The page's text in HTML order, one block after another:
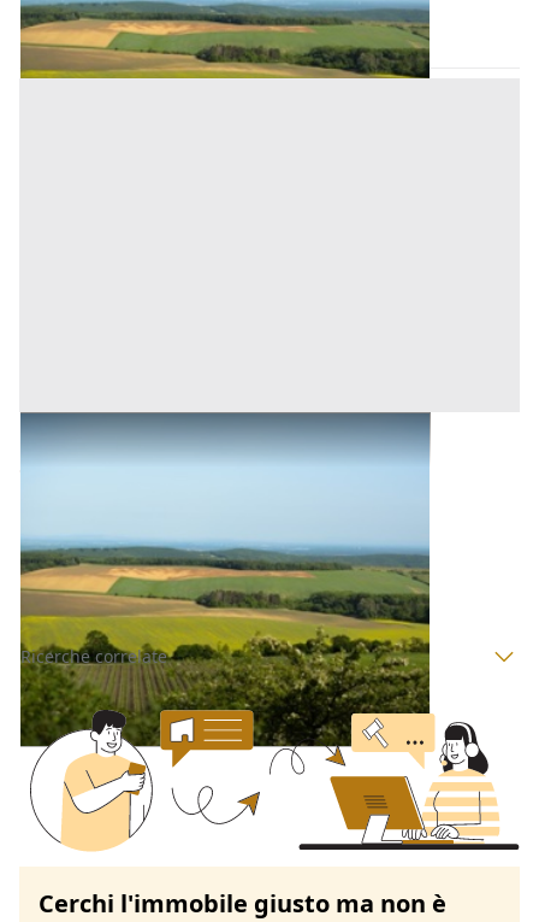
Codice asta:BN551281
Asta chiusa
Terreni all'asta a Padova
Codice asta:AB31423533
Asta chiusa
Ricerche correlate
Cerchi l'immobile giusto ma non è